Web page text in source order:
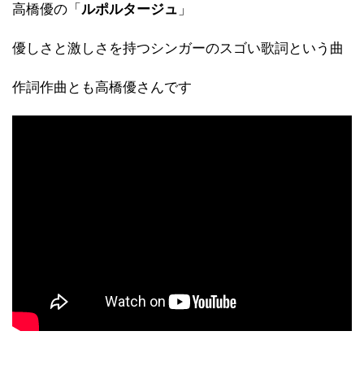
高橋優の「 ルポルタージュ 」
優しさと激しさを持つシンガーのスゴい歌詞という曲
作詞作曲とも高橋優さんです